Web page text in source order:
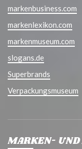
markenbusiness.com
markenlexikon.com
markenmuseum.com
slogans.de
Superbrands
Verpackungsmuseum
MARKEN-